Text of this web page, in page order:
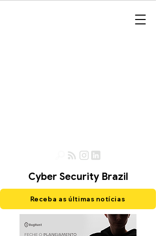
Cyber Security Brazil
Receba as últimas notícias